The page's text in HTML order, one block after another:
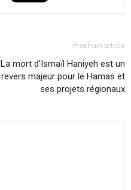
Prochain article
La mort d’Ismaïl Haniyeh est un
revers majeur pour le Hamas et
ses projets régionaux